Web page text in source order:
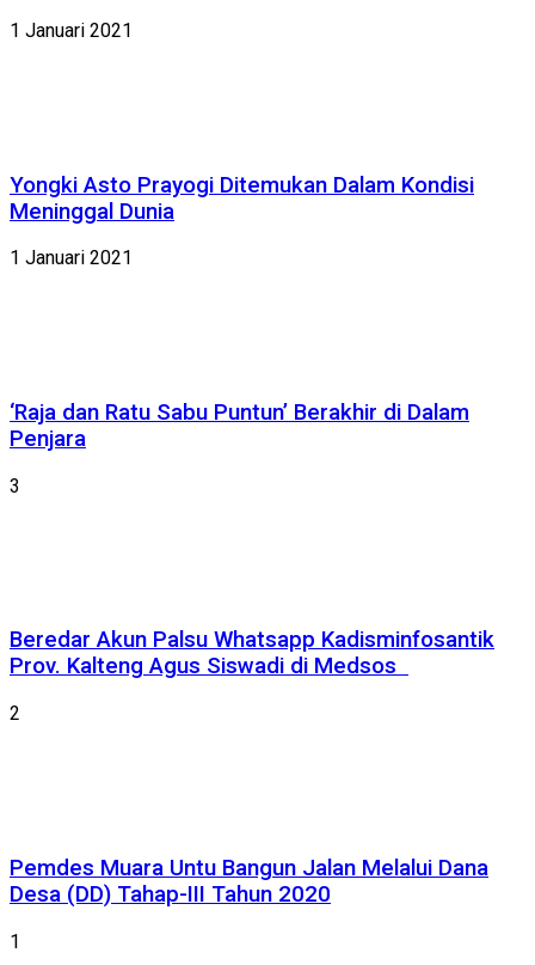
1 Januari 2021
Yongki Asto Prayogi Ditemukan Dalam Kondisi
Meninggal Dunia
1 Januari 2021
‘Raja dan Ratu Sabu Puntun’ Berakhir di Dalam
Penjara
3
Beredar Akun Palsu Whatsapp Kadisminfosantik
Prov. Kalteng Agus Siswadi di Medsos
2
Pemdes Muara Untu Bangun Jalan Melalui Dana
Desa (DD) Tahap-III Tahun 2020
1